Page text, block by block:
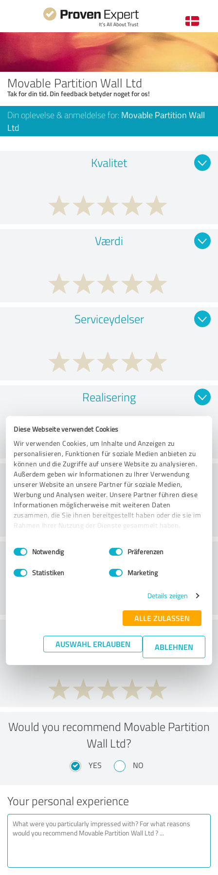
Diese Webseite verwendet Cookies
Wir verwenden Cookies, um Inhalte und Anzeigen zu
personalisieren, Funktionen für soziale Medien anbieten zu
können und die Zugriffe auf unsere Website zu analysieren.
Außerdem geben wir Informationen zu Ihrer Verwendung
unserer Website an unsere Partner für soziale Medien,
Werbung und Analysen weiter. Unsere Partner führen diese
Informationen möglicherweise mit weiteren Daten
zusammen, die Sie ihnen bereitgestellt haben oder die sie im
Rahmen Ihrer Nutzung der Dienste gesammelt haben.
Impressum Datenschutzbestimmungen
Einwilligungsauswahl
Notwendig Präferenzen
Statistiken Marketing
Details zeigen
ALLE ZULASSEN
AUSWAHL ERLAUBEN ABLEHNEN
Movable Partition Wall Ltd
Tak for din tid. Din feedback betyder noget for os!
Din oplevelse & anmeldelse for: Movable Partition Wall
Ltd
Kvalitet
Værdi
Serviceydelser
Realisering
Rådgivning
Kundeservice
What do you think of the price to
performance ratio?
Would you recommend Movable Partition
Wall Ltd?
YES NO
Your personal experience